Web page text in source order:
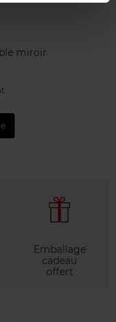
miroir
Emballage
cadeau
offert